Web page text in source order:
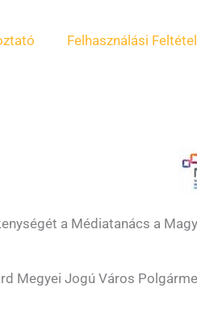
Felhasználási
a Médiatanács a
Megyei Jogú Város